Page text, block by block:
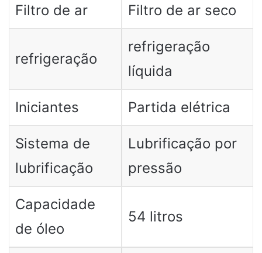
Filtro de ar Filtro de ar seco
refrigeração
refrigeração
líquida
Iniciantes Partida elétrica
Sistema de
lubrificação
Lubrificação por
pressão
Capacidade
de óleo
54 litros